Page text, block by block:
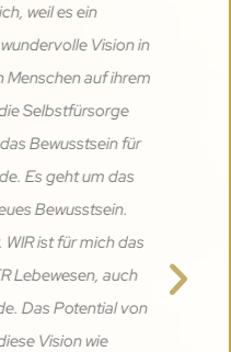
und
hinter Pangera
Vision und ich bin
zu können. Danke
alle von Pangera"